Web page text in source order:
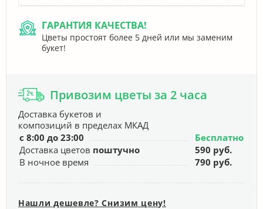
ГАРАНТИЯ КАЧЕСТВА!
Цветы простоят более 5 дней или мы заменим
букет!
Привозим цветы за 2 часа
Доставка букетов и
композиций в пределах МКАД
с 8:00 до 23:00
Бесплатно
Доставка цветов поштучно
590 руб.
В ночное время
790 руб.
Нашли дешевле? Снизим цену!